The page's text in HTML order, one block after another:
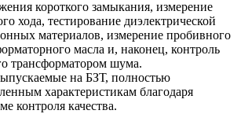
короткого замыкания, измерение
хода, тестирование диэлектрической
материалов, измерение пробивного
масла и, наконец, контроль
трансформатором шума.
на БЗТ, полностью
характеристикам благодаря
контроля качества.